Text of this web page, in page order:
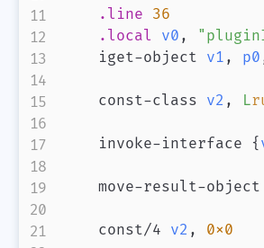
.line 36
.local
v0 ,
    iget-object
v1 , p0
    const-class
v2 , L
    invoke-interface
{
    move-result-object
    const/4
v2 , 0x0